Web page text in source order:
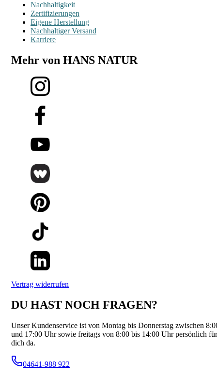
Nachhaltigkeit
Zertifizierungen
Eigene Herstellung
Nachhaltiger Versand
Karriere
Mehr von HANS NATUR
Vertrag widerrufen
DU HAST NOCH FRAGEN?
Unser Kundenservice ist von Montag bis Donnerstag zwischen
und 17:00 Uhr sowie freitags von 8:00 bis 14:00 Uhr persönlich für
dich da.
04641-988 922